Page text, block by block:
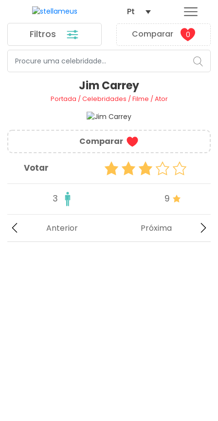
Filtros Comparar 0
Pt
Jim Carrey
Portada /Celebridades /Filme /Ator
Comparar
Votar
3 9
Próxima
Anterior